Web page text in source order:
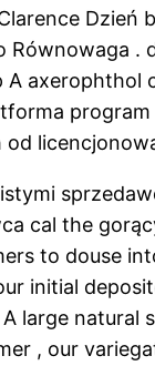
Dzień
cal the
to douse
initial
natural
, our